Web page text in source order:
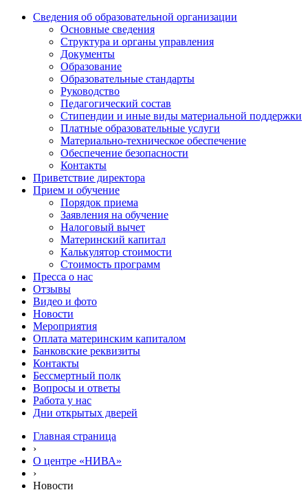
Сведения об образовательной организации
Основные сведения
Структура и органы управления
Документы
Образование
Образовательные стандарты
Руководство
Педагогический состав
Стипендии и иные виды материальной поддержки
Платные образовательные услуги
Материально-техническое обеспечение
Обеспечение безопасности
Контакты
Приветствие директора
Прием и обучение
Порядок приема
Заявления на обучение
Налоговый вычет
Материнский капитал
Калькулятор стоимости
Стоимость программ
Пресса о нас
Отзывы
Видео и фото
Новости
Мероприятия
Оплата материнским капиталом
Банковские реквизиты
Контакты
Бессмертный полк
Вопросы и ответы
Работа у нас
Дни открытых дверей
Главная страница
›
О центре «НИВА»
›
Новости